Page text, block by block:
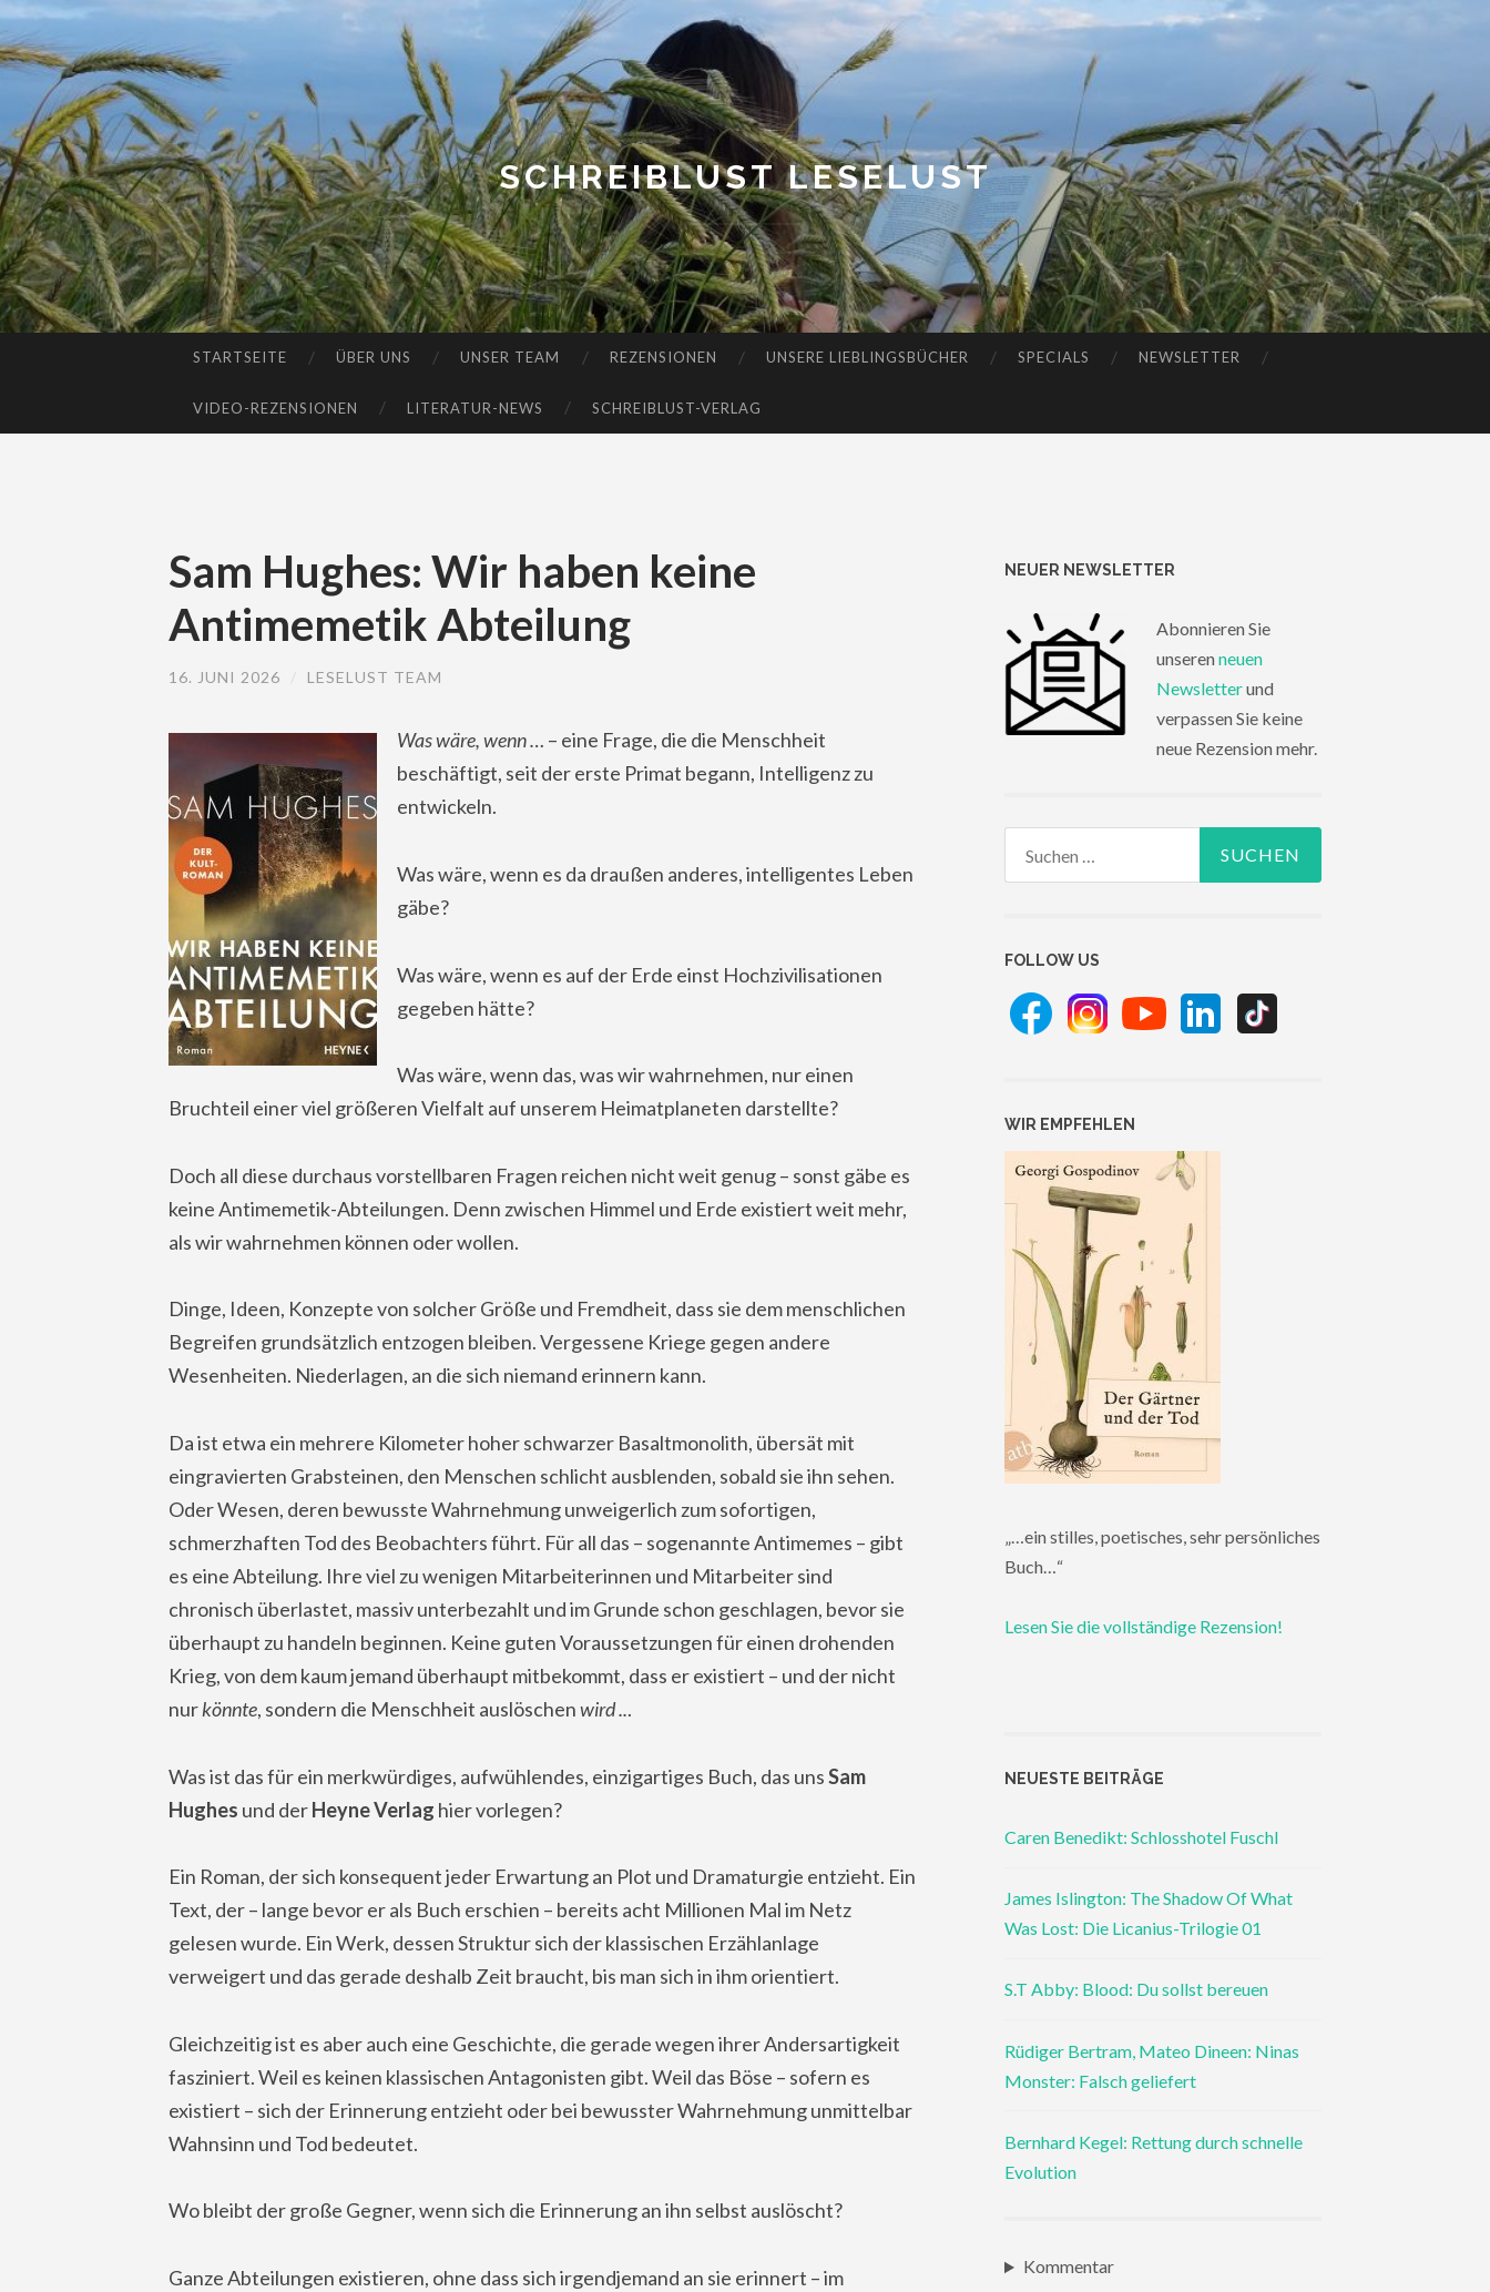
SCHREIBLUST LESELUST
STARTSEITE ÜBER UNS UNSER TEAM REZENSIONEN UNSERE LIEBLINGSBÜCHER SPECIALS NEWSLETTER
VIDEO-REZENSIONEN LITERATUR-NEWS SCHREIBLUST-VERLAG
Sam Hughes: Wir haben keine
Antimemetik Abteilung
16. JUNI 2026 LESELUST TEAM
Was wäre, wenn … – eine Frage, die die Menschheit
beschäftigt, seit der erste Primat begann, Intelligenz zu
entwickeln.
Was wäre, wenn es da draußen anderes, intelligentes Leben
gäbe?
Was wäre, wenn es auf der Erde einst Hochzivilisationen
gegeben hätte?
Was wäre, wenn das, was wir wahrnehmen, nur einen
Bruchteil einer viel größeren Vielfalt auf unserem Heimatplaneten darstellte?
Doch all diese durchaus vorstellbaren Fragen reichen nicht weit genug – sonst gäbe es
keine Antimemetik-Abteilungen. Denn zwischen Himmel und Erde existiert weit mehr,
als wir wahrnehmen können oder wollen.
Dinge, Ideen, Konzepte von solcher Größe und Fremdheit, dass sie dem menschlichen
Begreifen grundsätzlich entzogen bleiben. Vergessene Kriege gegen andere
Wesenheiten. Niederlagen, an die sich niemand erinnern kann.
Da ist etwa ein mehrere Kilometer hoher schwarzer Basaltmonolith, übersät mit
eingravierten Grabsteinen, den Menschen schlicht ausblenden, sobald sie ihn sehen.
Oder Wesen, deren bewusste Wahrnehmung unweigerlich zum sofortigen,
schmerzhaften Tod des Beobachters führt. Für all das – sogenannte Antimemes – gibt
es eine Abteilung. Ihre viel zu wenigen Mitarbeiterinnen und Mitarbeiter sind
chronisch überlastet, massiv unterbezahlt und im Grunde schon geschlagen, bevor sie
überhaupt zu handeln beginnen. Keine guten Voraussetzungen für einen drohenden
Krieg, von dem kaum jemand überhaupt mitbekommt, dass er existiert – und der nicht
nurkönnte, sondern die Menschheit auslöschenwird ...
Was ist das für ein merkwürdiges, aufwühlendes, einzigartiges Buch, das unsSam
Hughes und derHeyne Verlag hier vorlegen?
Ein Roman, der sich konsequent jeder Erwartung an Plot und Dramaturgie entzieht. Ein
Text, der – lange bevor er als Buch erschien – bereits acht Millionen Mal im Netz
gelesen wurde. Ein Werk, dessen Struktur sich der klassischen Erzählanlage
verweigert und das gerade deshalb Zeit braucht, bis man sich in ihm orientiert.
Gleichzeitig ist es aber auch eine Geschichte, die gerade wegen ihrer Andersartigkeit
fasziniert. Weil es keinen klassischen Antagonisten gibt. Weil das Böse – sofern es
existiert – sich der Erinnerung entzieht oder bei bewusster Wahrnehmung unmittelbar
Wahnsinn und Tod bedeutet.
Wo bleibt der große Gegner, wenn sich die Erinnerung an ihn selbst auslöscht?
Ganze Abteilungen existieren, ohne dass sich irgendjemand an sie erinnert – im
NEUER NEWSLETTER
Abonnieren Sie
unserenneuen
Newsletterund
verpassen Sie keine
neue Rezension mehr.
FOLLOW US
WIR EMPFEHLEN
„…ein stilles, poetisches, sehr persönliches
Buch…“
Lesen Sie die vollständige Rezension!
NEUESTE BEITRÄGE
Caren Benedikt: Schlosshotel Fuschl
James Islington: The Shadow Of What
Was Lost: Die Licanius-Trilogie 01
S.T Abby: Blood: Du sollst bereuen
Rüdiger Bertram, Mateo Dineen: Ninas
Monster: Falsch geliefert
Bernhard Kegel: Rettung durch schnelle
Evolution
Kommentar